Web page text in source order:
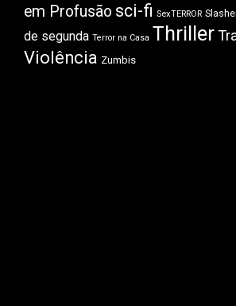
em Profusão sci-fi SexTERROR
de segunda Terror na Casa Thriller
Violência Zumbis